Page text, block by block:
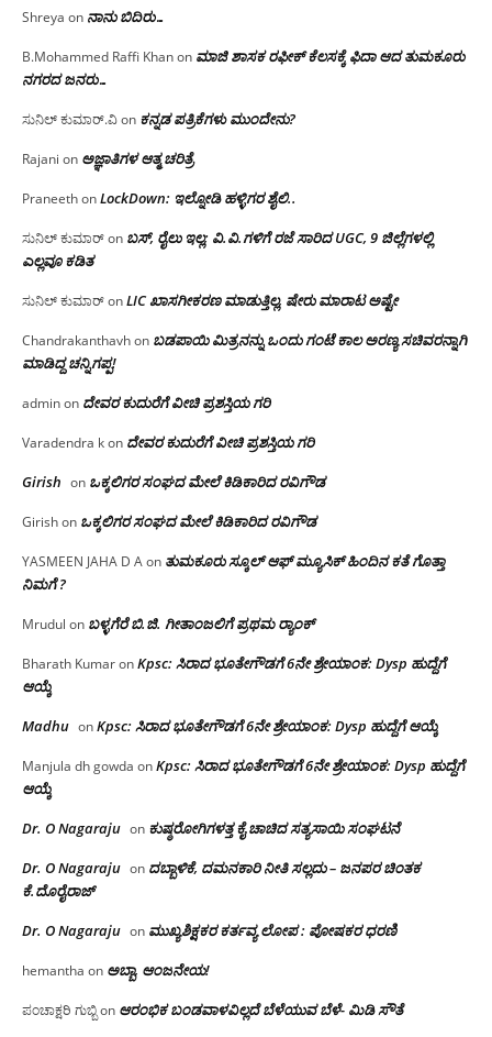
Shreya on ನಾನು ಬಿದಿರು…
B.Mohammed Raffi Khanon ಮಾಜಿ ಶಾಸಕ ರಫೀಕ್ ಕೆಲಸಕ್ಕೆ ಫಿದಾ ಆದ ತುಮಕೂರು
ನಗರದ ಜನರು…
ಸುನಿಲ್ ಕುಮಾರ್.ವಿon ಕನ್ನಡ ಪತ್ರಿಕೆಗಳು ಮುಂದೇನು?
Rajani on ಅಜ್ಞಾತಿಗಳ ಆತ್ಮ ಚರಿತ್ರೆ
PraneethonLockDown: ಇಲ್ನೋಡಿ ಹಳ್ಳಿಗರ ಶೈಲಿ..
ಸುನಿಲ್ ಕುಮಾರ್on ಬಸ್, ರೈಲು ಇಲ್ಲ; ವಿ.ವಿ.ಗಳಿಗೆ ರಜೆ ಸಾರಿದ UGC, 9 ಜಿಲ್ಲೆಗಳಲ್ಲಿ
ಎಲ್ಲವೂ ಕಡಿತ
ಸುನಿಲ್ ಕುಮಾರ್onLIC ಖಾಸಗೀಕರಣ ಮಾಡುತ್ತಿಲ್ಲ, ಷೇರು ಮಾರಾಟ ಅಷ್ಟೇ
Chandrakanthavhon ಬಡಪಾಯಿ ಮಿತ್ರನನ್ನು ಒಂದು ಗಂಟೆ ಕಾಲ ಅರಣ್ಯ ಸಚಿವರನ್ನಾಗಿ
ಮಾಡಿದ್ದ ಚನ್ನಿಗಪ್ಪ!
adminon ದೇವರ ಕುದುರೆಗೆ ವೀಚಿ ಪ್ರಶಸ್ತಿಯ ಗರಿ
Varadendra kon ದೇವರ ಕುದುರೆಗೆ ವೀಚಿ ಪ್ರಶಸ್ತಿಯ ಗರಿ
Girish on ಒಕ್ಕಲಿಗರ ಸಂಘದ ಮೇಲೆ ಕಿಡಿಕಾರಿದ ರವಿಗೌಡ
Girishon ಒಕ್ಕಲಿಗರ ಸಂಘದ ಮೇಲೆ ಕಿಡಿಕಾರಿದ ರವಿಗೌಡ
YASMEEN JAHA D Aon ತುಮಕೂರು ಸ್ಕೂಲ್ ಆಫ್ ಮ್ಯೂಸಿಕ್ ಹಿಂದಿನ ಕತೆ ಗೊತ್ತಾ
ನಿಮಗೆ ?
Mrudul on ಬಳ್ಳಗೆರೆ ಬಿ.ಜಿ. ಗೀತಾಂಜಲಿಗೆ ಪ್ರಥಮ ರ‌್ಯಾಂಕ್
Bharath KumaronKpsc: ಸಿರಾದ ಭೂತೇಗೌಡಗೆ 6ನೇ ಶ್ರೇಯಾಂಕ: Dysp ಹುದ್ದೆಗೆ
ಆಯ್ಕೆ
Madhu onKpsc: ಸಿರಾದ ಭೂತೇಗೌಡಗೆ 6ನೇ ಶ್ರೇಯಾಂಕ: Dysp ಹುದ್ದೆಗೆ ಆಯ್ಕೆ
Manjula dh gowda onKpsc: ಸಿರಾದ ಭೂತೇಗೌಡಗೆ 6ನೇ ಶ್ರೇಯಾಂಕ: Dysp ಹುದ್ದೆಗೆ
ಆಯ್ಕೆ
Dr. O Nagaraju on ಕುಷ್ಠರೋಗಿಗಳತ್ತ ಕೈ ಚಾಚಿದ ಸತ್ಯಸಾಯಿ ಸಂಘಟನೆ
Dr. O Nagaraju on ದಬ್ಬಾಳಿಕೆ, ದಮನಕಾರಿ ನೀತಿ ಸಲ್ಲದು – ಜನಪರ ಚಿಂತಕ
ಕೆ.ದೊರೈರಾಜ್
Dr. O Nagaraju on ಮುಖ್ಯಶಿಕ್ಷಕರ ಕರ್ತವ್ಯ ಲೋಪ : ಪೋಷಕರ ಧರಣಿ
hemantha on ಅಬ್ಬಾ, ಆಂಜನೇಯ!
ಪಂಚಾಕ್ಷರಿ ಗುಬ್ಬಿon ಆರಂಭಿಕ ಬಂಡವಾಳವಿಲ್ಲದೆ ಬೆಳೆಯುವ ಬೆಳೆ- ಮಿಡಿ ಸೌತೆ